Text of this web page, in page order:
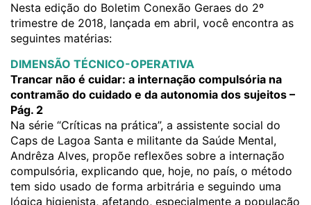
Nesta edição do Boletim Conexão Geraes do 2º
trimestre de 2018, lançada em abril, você encontra as
seguintes matérias:
DIMENSÃO TÉCNICO-OPERATIVA
Trancar não é cuidar: a internação compulsória na
contramão do cuidado e da autonomia dos sujeitos –
Pág. 2
Na série “Críticas na prática”, a assistente social do
Caps de Lagoa Santa e militante da Saúde Mental,
Andrêza Alves, propõe reflexões sobre a internação
compulsória, explicando que, hoje, no país, o método
tem sido usado de forma arbitrária e seguindo uma
lógica higienista, afetando, especialmente a população